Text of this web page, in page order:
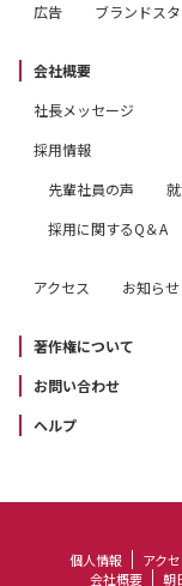
広告
ブランドス
会社概要
社長メッセージ
採用情報
先輩社員の声
採用に関するQ＆A
アクセス お知らせ
著作権について
お問い合わせ
ヘルプ
個人情報 アク
会社概要
朝